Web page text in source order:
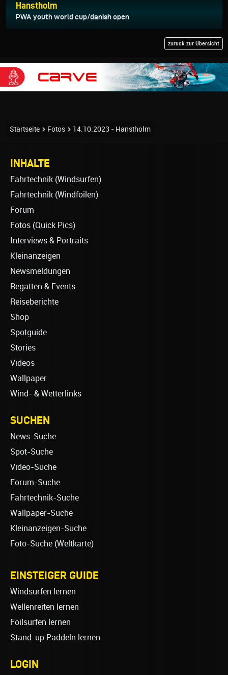
Hanstholm
PWA youth world cup/danish open
zurück zur Übersicht
Startseite Fotos 14.10.2023 - Hanstholm
INHALTE
Fahrtechnik (Windsurfen)
Fahrtechnik (Windfoilen)
Forum
Fotos (Quick Pics)
Interviews & Portraits
Kleinanzeigen
Newsmeldungen
Regatten & Events
Reiseberichte
Shop
Spotguide
Stories
Videos
Wallpaper
Wind- & Wetterlinks
SUCHEN
News-Suche
Spot-Suche
Video-Suche
Forum-Suche
Fahrtechnik-Suche
Wallpaper-Suche
Kleinanzeigen-Suche
Foto-Suche (Weltkarte)
EINSTEIGER GUIDE
Windsurfen lernen
Wellenreiten lernen
Foilsurfen lernen
Stand-up Paddeln lernen
LOGIN